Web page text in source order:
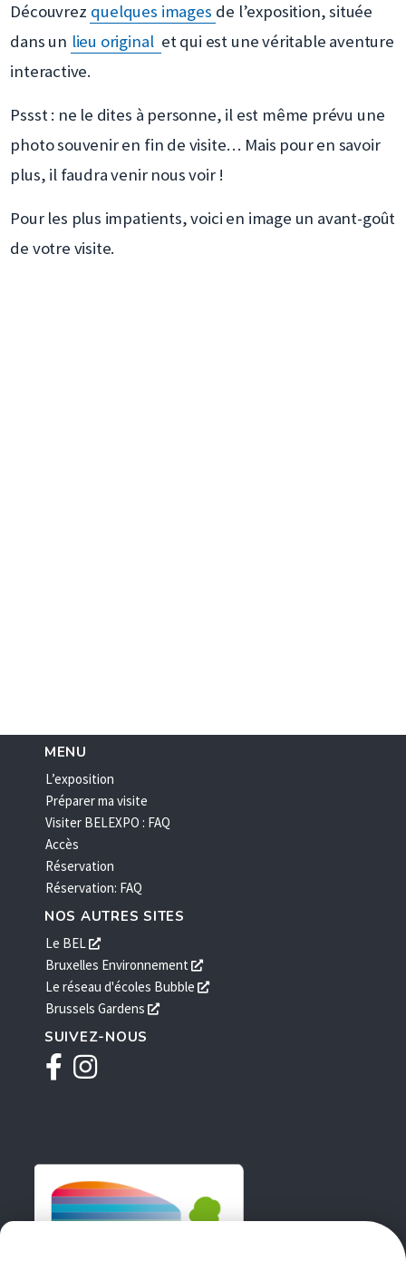
fenêtre
Découvrez quelques images de l’exposition, située
dans un lieu original et qui est une véritable aventure
interactive.
Pssst : ne le dites à personne, il est même prévu une
photo souvenir en fin de visite… Mais pour en savoir
plus, il faudra venir nous voir !
Pour les plus impatients, voici en image un avant-goût
de votre visite.
MENU
L’exposition
Préparer ma visite
Visiter BELEXPO : FAQ
Accès
Réservation
Réservation: FAQ
NOS AUTRES SITES
Le BEL
s'ouvre
dans
une
nouvelle
Bruxelles Environnement
s'ouvre
dans
Le réseau d'écoles Bubble
s'ouvre
Brussels Gardens
s'ouvre
SUIVEZ-NOUS
Facebook
Instagram